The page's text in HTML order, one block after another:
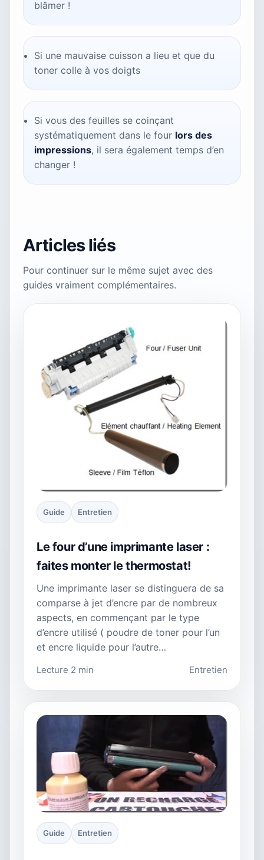
blâmer !
Si une mauvaise cuisson a lieu et que du
toner colle à vos doigts
Si vous des feuilles se coinçant
systématiquement dans le four lors des
impressions, il sera également temps d’en
changer !
Articles liés
Pour continuer sur le même sujet avec des
guides vraiment complémentaires.
Guide Entretien
Le four d’une imprimante laser :
faites monter le thermostat!
Une imprimante laser se distinguera de sa
comparse à jet d’encre par de nombreux
aspects, en commençant par le type
d’encre utilisé ( poudre de toner pour l’un
et encre liquide pour l’autre…
Lecture 2 min Entretien
Guide Entretien